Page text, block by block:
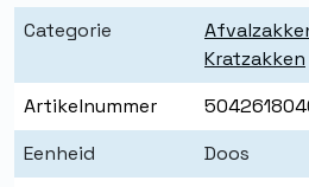
Categorie
Kratzakken
Artikelnummer
Eenheid
Doos